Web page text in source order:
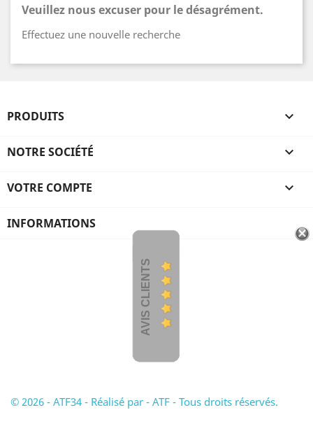
Veuillez nous excuser pour le désagrément.
Effectuez une nouvelle recherche
PRODUITS 
NOTRE SOCIÉTÉ 
VOTRE COMPTE 
INFORMATIONS
AVIS CLIENTS
© 2026 - ATF34 - Réalisé par - ATF - Tous droits réservés.